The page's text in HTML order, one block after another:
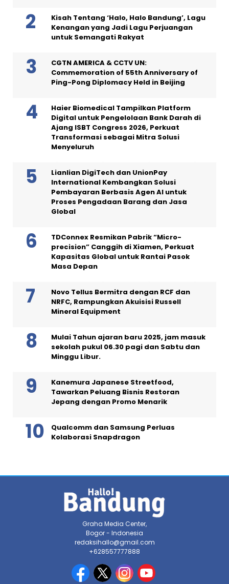
Kisah Tentang ‘Halo, Halo Bandung’, Lagu
Kenangan yang Jadi Lagu Perjuangan
untuk Semangati Rakyat
CGTN AMERICA & CCTV UN:
Commemoration of 55th Anniversary of
Ping-Pong Diplomacy Held in Beijing
Haier Biomedical Tampilkan Platform
Digital untuk Pengelolaan Bank Darah di
Ajang ISBT Congress 2026, Perkuat
Transformasi sebagai Mitra Solusi
Menyeluruh
Lianlian DigiTech dan UnionPay
International Kembangkan Solusi
Pembayaran Berbasis Agen AI untuk
Proses Pengadaan Barang dan Jasa
Global
TDConnex Resmikan Pabrik “Micro-
precision” Canggih di Xiamen, Perkuat
Kapasitas Global untuk Rantai Pasok
Masa Depan
Novo Tellus Bermitra dengan RCF dan
NRFC, Rampungkan Akuisisi Russell
Mineral Equipment
Mulai Tahun ajaran baru 2025, jam masuk
sekolah pukul 06.30 pagi dan Sabtu dan
Minggu Libur.
Kanemura Japanese Streetfood,
Tawarkan Peluang Bisnis Restoran
Jepang dengan Promo Menarik
Qualcomm dan Samsung Perluas
Kolaborasi Snapdragon
Graha Media Center,
Bogor - Indonesia
redaksihallo@gmail.com
+628557777888